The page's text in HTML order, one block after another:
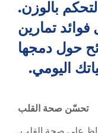
بالوزن.
تمارين
حول دمجها
اليومي.
تحسّن صحة القلب